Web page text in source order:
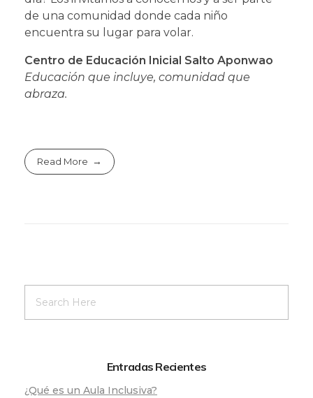
de una comunidad donde cada niño
encuentra su lugar para volar.
Centro de Educación Inicial Salto Aponwao
Educación que incluye, comunidad que
abraza.
Read More
Entradas Recientes
¿Qué es un Aula Inclusiva?